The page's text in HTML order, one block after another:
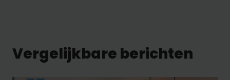
Vergelijkbare berichten